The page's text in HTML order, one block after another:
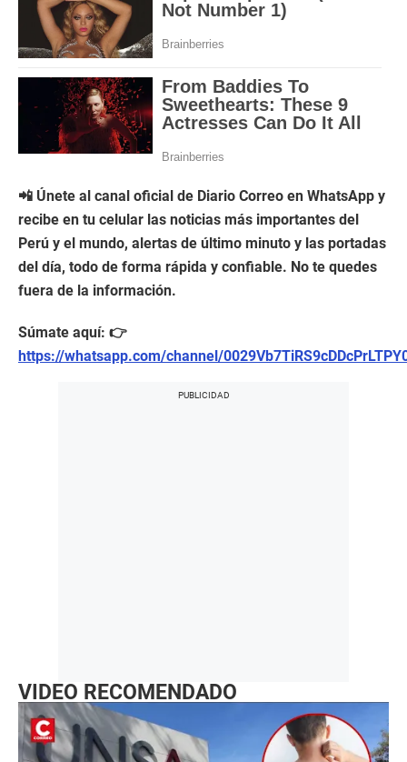
📲 Únete al canal oficial de Diario Correo en WhatsApp y
recibe en tu celular las noticias más importantes del
Perú y el mundo, alertas de último minuto y las portadas
del día, todo de forma rápida y confiable. No te quedes
fuera de la información.
Súmate aquí: 👉
https://whatsapp.com/channel/
VIDEO RECOMENDADO